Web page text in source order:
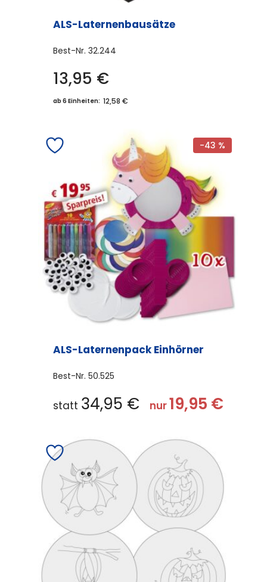
ALS-Laternenbausätze
Best-Nr. 32.244
13,95 €
ab 6 Einheiten: 12,58 €
-43 %
ALS-Laternenpack Einhörner
Best-Nr. 50.525
statt 34,95 € nur19,95 €